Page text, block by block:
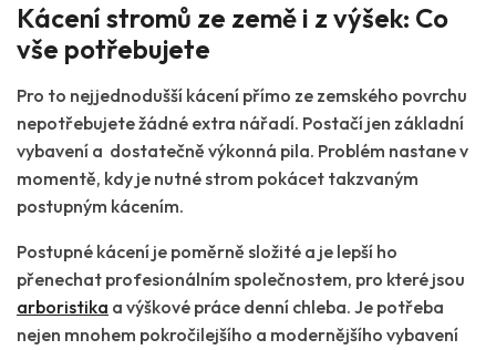
Kácení stromů ze země i z výšek: Co
vše potřebujete
Pro to nejjednodušší kácení přímo ze zemského povrchu
nepotřebujete žádné extra nářadí. Postačí jen základní
vybavení a dostatečně výkonná pila. Problém nastane v
momentě, kdy je nutné strom pokácet takzvaným
postupným kácením.
Postupné kácení je poměrně složité a je lepší ho
přenechat profesionálním společnostem, pro které jsou
arboristika a výškové práce denní chleba. Je potřeba
nejen mnohem pokročilejšího a modernějšího vybavení